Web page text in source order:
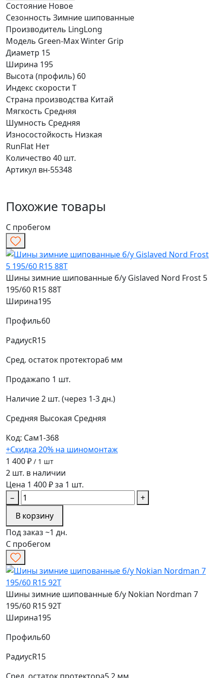
Состояние Новое
Сезонность Зимние шипованные
Производитель LingLong
Модель Green-Max Winter Grip
Диаметр 15
Ширина 195
Высота (профиль) 60
Индекс скорости T
Страна производства Китай
Мягкость Средняя
Шумность Средняя
Износостойкость Низкая
RunFlat Нет
Количество 40 шт.
Артикул вн-55348
Похожие товары
С пробегом
Шины зимние шипованные б/у Gislaved Nord Frost 5
195/60 R15 88T
Ширина195
Профиль60
РадиусR15
Сред. остаток протектора6 мм
Продажапо 1 шт.
Наличие2 шт. (через 1-3 дн.)
Средняя Высокая Средняя
Код: Сам1-368
+Скидка 20% на шиномонтаж
1 400 ₽ / 1 шт
2 шт. в наличии
Цена 1 400 ₽ за 1 шт.
−
+
В корзину
Под заказ ~1 дн.
С пробегом
Шины зимние шипованные б/у Nokian Nordman 7
195/60 R15 92T
Ширина195
Профиль60
РадиусR15